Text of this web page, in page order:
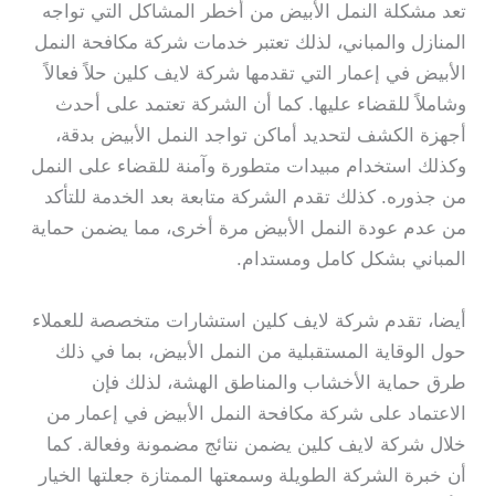
تعد مشكلة النمل الأبيض من أخطر المشاكل التي تواجه
المنازل والمباني، لذلك تعتبر خدمات شركة مكافحة النمل
الأبيض في إعمار التي تقدمها شركة لايف كلين حلاً فعالاً
وشاملاً للقضاء عليها. كما أن الشركة تعتمد على أحدث
أجهزة الكشف لتحديد أماكن تواجد النمل الأبيض بدقة،
وكذلك استخدام مبيدات متطورة وآمنة للقضاء على النمل
من جذوره. كذلك تقدم الشركة متابعة بعد الخدمة للتأكد
من عدم عودة النمل الأبيض مرة أخرى، مما يضمن حماية
المباني بشكل كامل ومستدام.
أيضا، تقدم شركة لايف كلين استشارات متخصصة للعملاء
حول الوقاية المستقبلية من النمل الأبيض، بما في ذلك
طرق حماية الأخشاب والمناطق الهشة، لذلك فإن
الاعتماد على شركة مكافحة النمل الأبيض في إعمار من
خلال شركة لايف كلين يضمن نتائج مضمونة وفعالة. كما
أن خبرة الشركة الطويلة وسمعتها الممتازة جعلتها الخيار